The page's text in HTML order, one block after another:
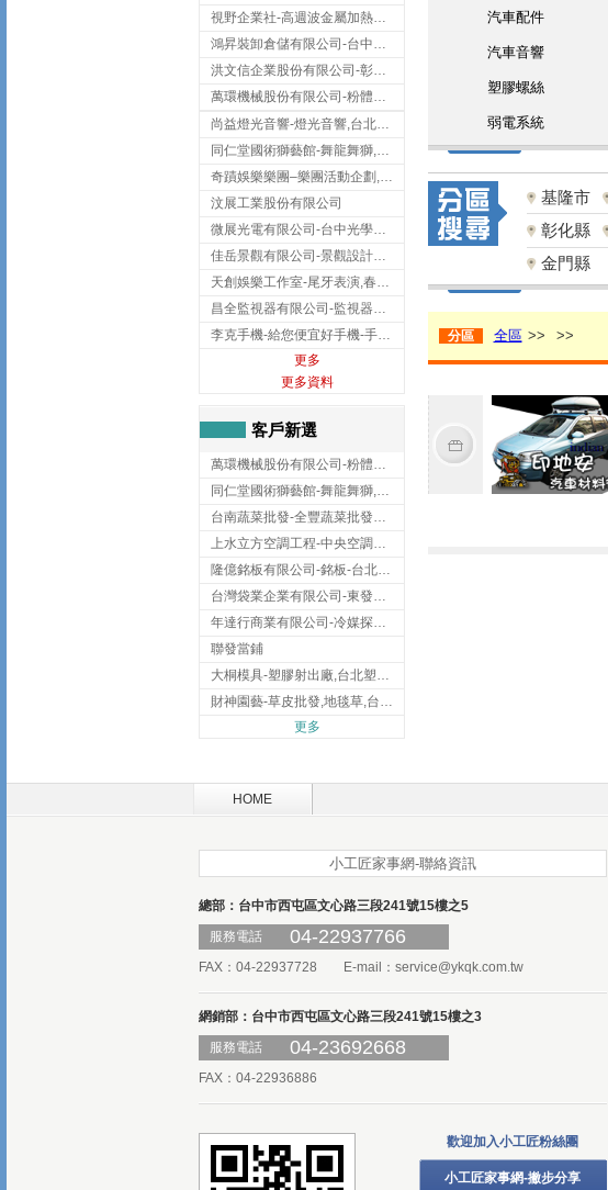
視野企業社-高週波金屬加熱設備,彰化高週波金屬加熱設備
鴻昇裝卸倉儲有限公司-台中貨櫃裝卸
洪文信企業股份有限公司-彰化鋅合金鑄造,彰化五金加工,彰化五金配件
萬環機械股份有限公司-粉體塗裝設備,輸送機,輸送機設備,台南輸送機
尚益燈光音響-燈光音響,台北燈光音響,台北燈光音響出租
同仁堂國術獅藝館-舞龍舞獅,台中舞龍舞獅
奇蹟娛樂樂團–樂團活動企劃,台中樂團表演,台中婚禮樂團
汶展工業股份有限公司
微展光電有限公司-台中光學鍍膜,optical filter taiwan,台灣光學鍍膜
佳岳景觀有限公司-景觀設計公司,台北景觀設計,台北景觀工程,中山區景觀設計
天創娛樂工作室-尾牙表演,春酒表演,板橋尾牙表演
昌全監視器有限公司-監視器安裝,高雄監視器安裝,鳳山區監視器安裝
李克手機-給您便宜好手機-手機收購,屏東手機收購
更多
更多資料
客戶新選
萬環機械股份有限公司-粉體塗裝設備,輸送機,輸送機設備,台南輸送機
同仁堂國術獅藝館-舞龍舞獅,台中舞龍舞獅
台南蔬菜批發-全豐蔬菜批發專送/台南蔬菜箱宅配到府
上水立方空調工程-中央空調規劃,台北中央空調規劃
隆億銘板有限公司-銘板-台北銘板-板橋銘板
台灣袋業企業有限公司-東發企業社/台中太空袋/太空包
年達行商業有限公司-冷媒探漏儀,壓力錶組,真空泵浦,台北冷凍空調材料
聯發當鋪
大桐模具-塑膠射出廠,台北塑膠射出廠
財神園藝-草皮批發,地毯草,台北草,彰化地毯草,彰化台北草
更多
汽車配件
汽車音響
塑膠螺絲
弱電系統
基隆市
彰化縣
金門縣
分區 全區 >> >>
HOME
小工匠家事網-聯絡資訊
總部：台中市西屯區文心路三段241號15樓之5
服務電話
04-22937766
FAX：04-22937728 E-mail： service@ykqk.com.tw
網銷部：台中市西屯區文心路三段241號15樓之3
服務電話
04-23692668
FAX：04-22936886
歡迎加入小工匠粉絲團
小工匠家事網-撇步分享